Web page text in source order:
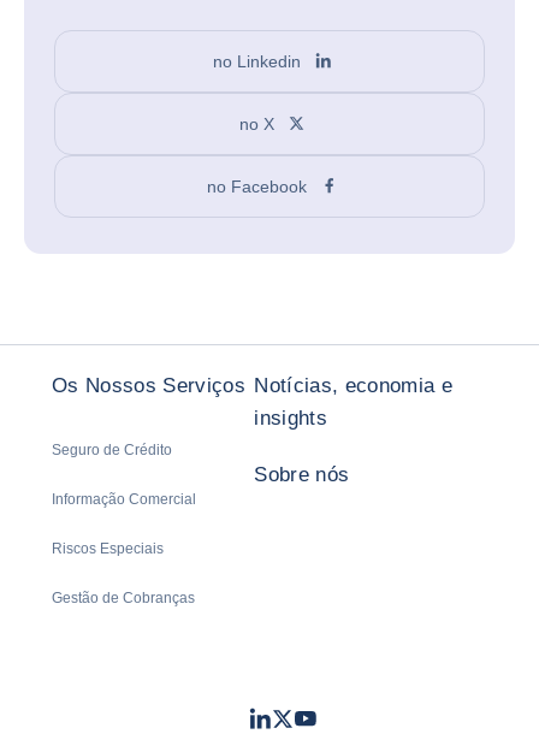
no Linkedin
no X
no Facebook
Os Nossos Serviços
Seguro de Crédito
Informação Comercial
Riscos Especiais
Gestão de Cobranças
Notícias, economia e
insights
Sobre nós
LinkedIn
TwitterYoutube